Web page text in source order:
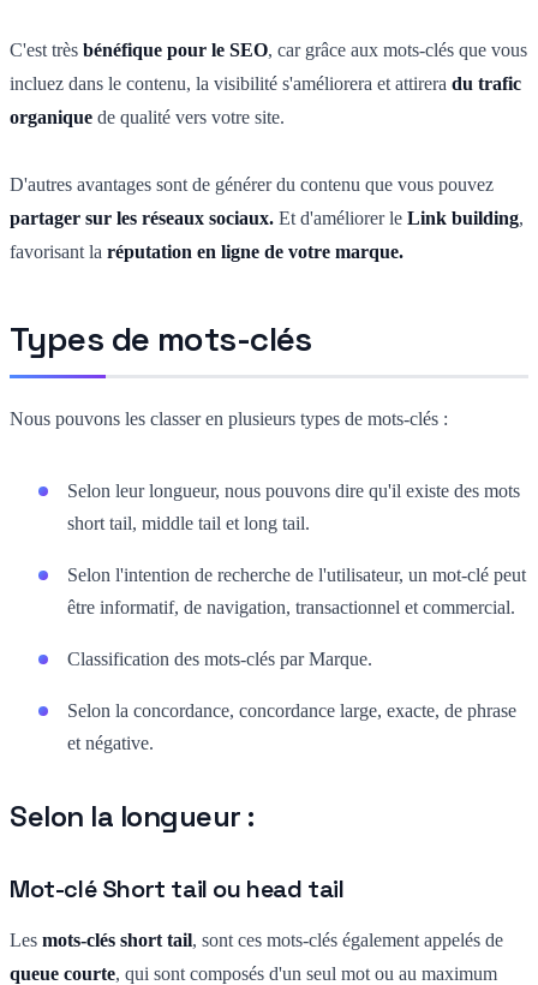
C'est très bénéfique pour le SEO, car grâce aux mots-clés que vous
incluez dans le contenu, la visibilité s'améliorera et attirera du trafic
organique de qualité vers votre site.
D'autres avantages sont de générer du contenu que vous pouvez
partager sur les réseaux sociaux. Et d'améliorer le Link building,
favorisant la réputation en ligne de votre marque.
Types de mots-clés
Nous pouvons les classer en plusieurs types de mots-clés :
Selon leur longueur, nous pouvons dire qu'il existe des mots
short tail, middle tail et long tail.
Selon l'intention de recherche de l'utilisateur, un mot-clé peut
être informatif, de navigation, transactionnel et commercial.
Classification des mots-clés par Marque.
Selon la concordance, concordance large, exacte, de phrase
et négative.
Selon la longueur :
Mot-clé Short tail ou head tail
Les mots-clés short tail, sont ces mots-clés également appelés de
queue courte, qui sont composés d'un seul mot ou au maximum